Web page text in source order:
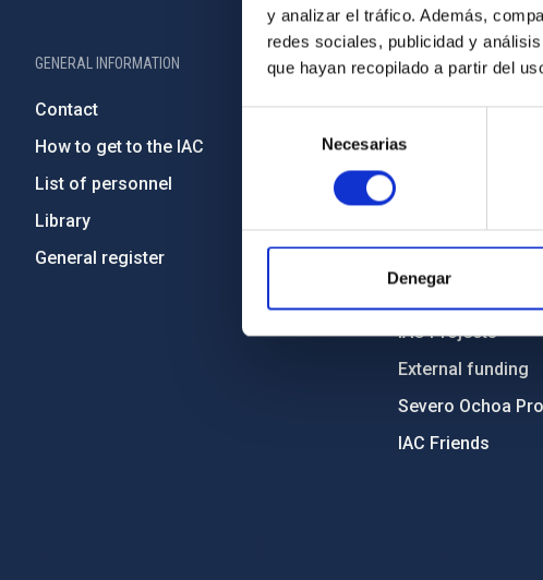
y analizar el tráfico. Además,
redes sociales, publicidad y
que hayan recopilado a partir del
consentimiento
Necesarias
Denegar
GENERAL INFORMATION
Contact
How to get to the IAC
List of personnel
Library
General register
ABOUT THE IAC
Legislation
Transparency
Code of ethics
Environment and
Forever IAC
IAC Projects
External funding
Severo Ochoa
IAC Friends